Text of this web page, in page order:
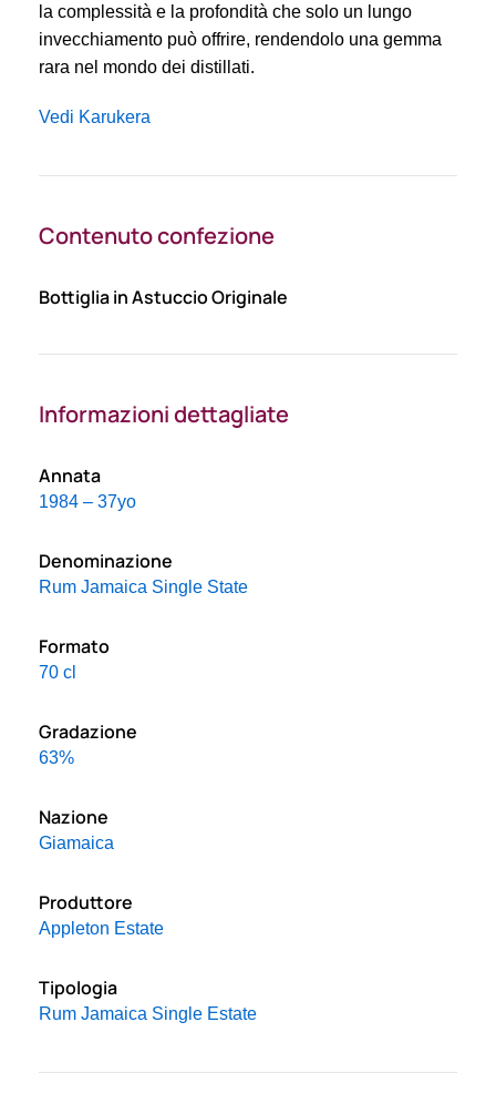
la complessità e la profondità che solo un lungo
invecchiamento può offrire, rendendolo una gemma
rara nel mondo dei distillati.
Vedi Karukera
Contenuto confezione
Bottiglia in Astuccio Originale
Informazioni dettagliate
Annata
1984 – 37yo
Denominazione
Rum Jamaica Single State
Formato
70 cl
Gradazione
63%
Nazione
Giamaica
Produttore
Appleton Estate
Tipologia
Rum Jamaica Single Estate